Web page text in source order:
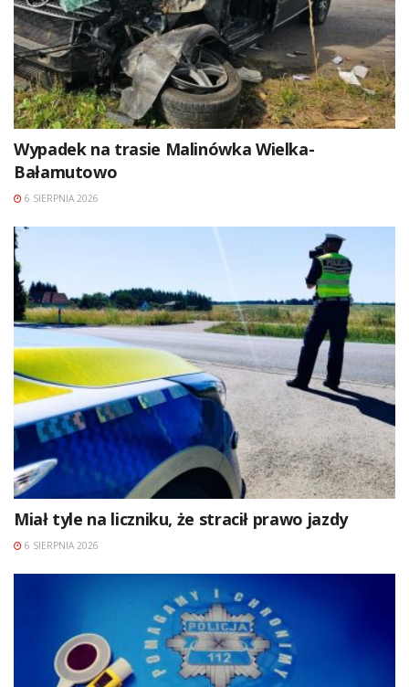
Wypadek na trasie Malinówka Wielka-
Bałamutowo
6 SIERPNIA 2026
Miał tyle na liczniku, że stracił prawo jazdy
6 SIERPNIA 2026